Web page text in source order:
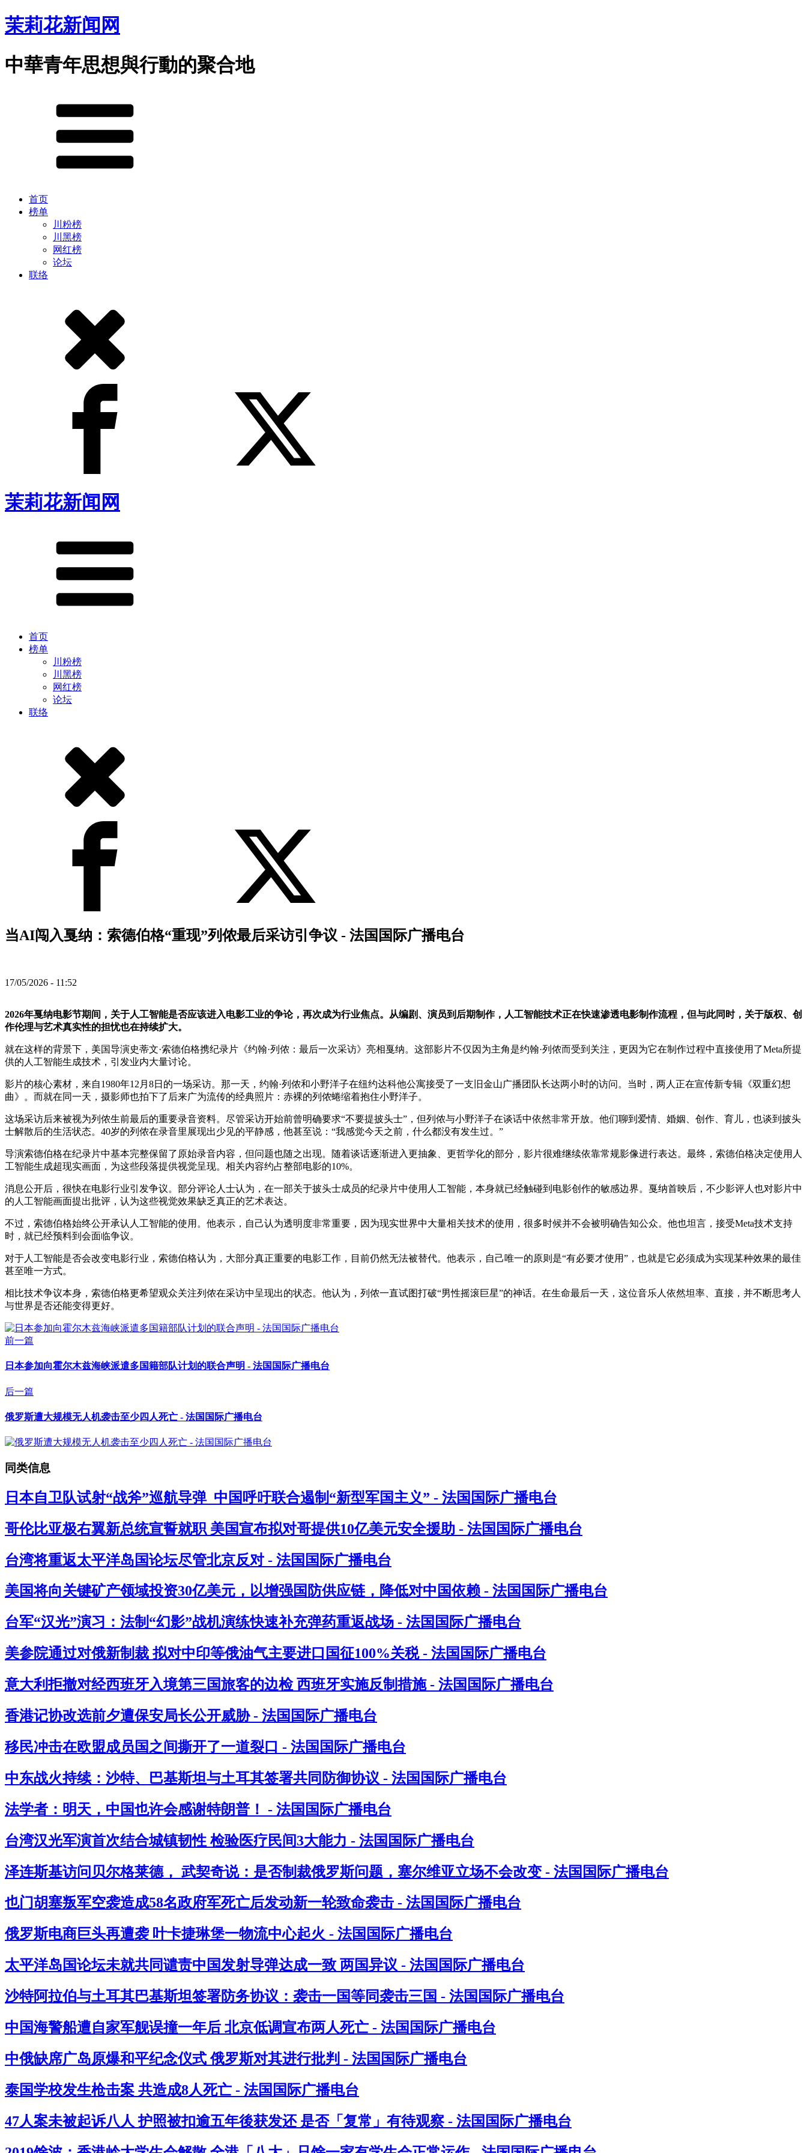
茉莉花新闻网
中華青年思想與行動的聚合地
首页
榜单
川粉榜
川黑榜
网红榜
论坛
联络
茉莉花新闻网
首页
榜单
川粉榜
川黑榜
网红榜
论坛
联络
当AI闯入戛纳：索德伯格“重现”列侬最后采访引争议 - 法国国际广播电台
17/05/2026 - 11:52
2026年戛纳电影节期间，关于人工智能是否应该进入电影工业的争论，再次成为行业焦点。从编剧、演员到后期制作，人工智能技术正在快速渗透电影制作流程，但与此同时，关于版权、创
作伦理与艺术真实性的担忧也在持续扩大。
就在这样的背景下，美国导演史蒂文·索德伯格携纪录片《约翰·列侬：最后一次采访》亮相戛纳。这部影片不仅因为主角是约翰·列侬而受到关注，更因为它在制作过程中直接使用了Meta所提
供的人工智能生成技术，引发业内大量讨论。
影片的核心素材，来自1980年12月8日的一场采访。那一天，约翰·列侬和小野洋子在纽约达科他公寓接受了一支旧金山广播团队长达两小时的访问。当时，两人正在宣传新专辑《双重幻想
曲》。而就在同一天，摄影师也拍下了后来广为流传的经典照片：赤裸的列侬蜷缩着抱住小野洋子。
这场采访后来被视为列侬生前最后的重要录音资料。尽管采访开始前曾明确要求“不要提披头士”，但列侬与小野洋子在谈话中依然非常开放。他们聊到爱情、婚姻、创作、育儿，也谈到披头
士解散后的生活状态。40岁的列侬在录音里展现出少见的平静感，他甚至说：“我感觉今天之前，什么都没有发生过。”
导演索德伯格在纪录片中基本完整保留了原始录音内容，但问题也随之出现。随着谈话逐渐进入更抽象、更哲学化的部分，影片很难继续依靠常规影像进行表达。最终，索德伯格决定使用人
工智能生成超现实画面，为这些段落提供视觉呈现。相关内容约占整部电影的10%。
消息公开后，很快在电影行业引发争议。部分评论人士认为，在一部关于披头士成员的纪录片中使用人工智能，本身就已经触碰到电影创作的敏感边界。戛纳首映后，不少影评人也对影片中
的人工智能画面提出批评，认为这些视觉效果缺乏真正的艺术表达。
不过，索德伯格始终公开承认人工智能的使用。他表示，自己认为透明度非常重要，因为现实世界中大量相关技术的使用，很多时候并不会被明确告知公众。他也坦言，接受Meta技术支持
时，就已经预料到会面临争议。
对于人工智能是否会改变电影行业，索德伯格认为，大部分真正重要的电影工作，目前仍然无法被替代。他表示，自己唯一的原则是“有必要才使用”，也就是它必须成为实现某种效果的最佳
甚至唯一方式。
相比技术争议本身，索德伯格更希望观众关注列侬在采访中呈现出的状态。他认为，列侬一直试图打破“男性摇滚巨星”的神话。在生命最后一天，这位音乐人依然坦率、直接，并不断思考人
与世界是否还能变得更好。
前一篇
日本参加向霍尔木兹海峡派遣多国籍部队计划的联合声明 - 法国国际广播电台
后一篇
俄罗斯遭大规模无人机袭击至少四人死亡 - 法国国际广播电台
同类信息
日本自卫队试射“战斧”巡航导弹 中国呼吁联合遏制“新型军国主义” - 法国国际广播电台
哥伦比亚极右翼新总统宣誓就职 美国宣布拟对哥提供10亿美元安全援助 - 法国国际广播电台
台湾将重返太平洋岛国论坛尽管北京反对 - 法国国际广播电台
美国将向关键矿产领域投资30亿美元，以增强国防供应链，降低对中国依赖 - 法国国际广播电台
台军“汉光”演习：法制“幻影”战机演练快速补充弹药重返战场 - 法国国际广播电台
美参院通过对俄新制裁 拟对中印等俄油气主要进口国征100%关税 - 法国国际广播电台
意大利拒撤对经西班牙入境第三国旅客的边检 西班牙实施反制措施 - 法国国际广播电台
香港记协改选前夕遭保安局长公开威胁 - 法国国际广播电台
移民冲击在欧盟成员国之间撕开了一道裂口 - 法国国际广播电台
中东战火持续：沙特、巴基斯坦与土耳其签署共同防御协议 - 法国国际广播电台
法学者：明天，中国也许会感谢特朗普！ - 法国国际广播电台
台湾汉光军演首次结合城镇韧性 检验医疗民间3大能力 - 法国国际广播电台
泽连斯基访问贝尔格莱德， 武契奇说：是否制裁俄罗斯问题，塞尔维亚立场不会改变 - 法国国际广播电台
也门胡塞叛军空袭造成58名政府军死亡后发动新一轮致命袭击 - 法国国际广播电台
俄罗斯电商巨头再遭袭 叶卡捷琳堡一物流中心起火 - 法国国际广播电台
太平洋岛国论坛未就共同谴责中国发射导弹达成一致 两国异议 - 法国国际广播电台
沙特阿拉伯与土耳其巴基斯坦签署防务协议：袭击一国等同袭击三国 - 法国国际广播电台
中国海警船遭自家军舰误撞一年后 北京低调宣布两人死亡 - 法国国际广播电台
中俄缺席广岛原爆和平纪念仪式 俄罗斯对其进行批判 - 法国国际广播电台
泰国学校发生枪击案 共造成8人死亡 - 法国国际广播电台
47人案未被起诉八人 护照被扣逾五年後获发还 是否「复常」有待观察 - 法国国际广播电台